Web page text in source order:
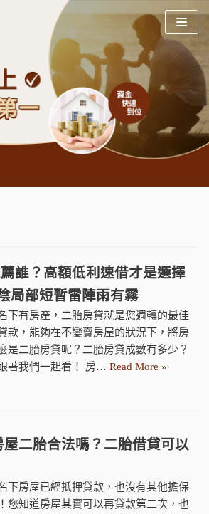
誰？高額低利速借才是選擇
局部短暫雷陣雨有霧
下有房產，二胎房貸就是您週轉的最佳
款，能夠在不變賣房屋的狀況下，將房
是二胎房貸呢？二胎房貸成數有多少？
著我們一起看！ 房… Read More »
二胎合法嗎？二胎借貸可以
下房屋已經抵押貸款，也沒有其他擔保
您知道房屋其實可以再貸款第二次，也